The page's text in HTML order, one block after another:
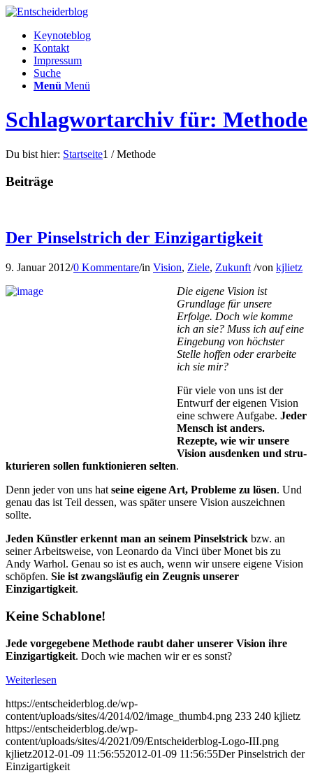
Keynoteblog
Kontakt
Impressum
Suche
Menü Menü
Schlagwortarchiv für: Methode
Du bist hier: Startseite1 / Methode
Beiträge
Der Pinselstrich der Einzigartigkeit
9. Januar 2012/0 Kommentare/in Vision, Ziele, Zukunft /von kjlietz
Die eigene Vision ist
Grundlage für unsere
Erfolge. Doch wie komme
ich an sie? Muss ich auf eine
Eingebung von höchster
Stelle hoffen oder erarbeite
ich sie mir?
Für viele von uns ist der
Entwurf der eigenen Vision
eine schwe­re Aufgabe. Jeder
Mensch ist an­ders.
Rezepte, wie wir un­se­re
Vision ausdenken und stru­
ktu­rie­ren sollen funk­tio­nie­ren sel­ten.
Denn jeder von uns hat seine eigene Art, Probleme zu lösen. Und
genau das ist Teil dessen, was später unsere Vision auszeichnen
sollte.
Jeden Künstler erkennt man an seinem Pinselstrick bzw. an
seiner Arbeitsweise, von Leonardo da Vinci über Monet bis zu
Andy Warhol. Genau so ist es auch, wenn wir unsere eigene Vision
schöpfen. Sie ist zwangsläufig ein Zeugnis unserer
Einzigartigkeit.
Keine Schablone!
Jede vorgegebene Methode raubt daher unserer Vision ihre
Einzigartigkeit. Doch wie machen wir er es sonst?
Weiterlesen
https://entscheiderblog.de/wp-
content/uploads/sites/4/2014/02/image_thumb4.png 233 240 kjlietz
https://entscheiderblog.de/wp-
content/uploads/sites/4/2021/09/Entscheiderblog-Logo-III.png
kjlietz2012-01-09 11:56:552012-01-09 11:56:55Der Pinselstrich der
Einzigartigkeit